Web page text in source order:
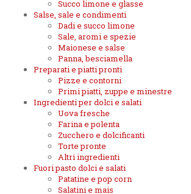
Succo limone e glasse
Salse, sale e condimenti
Dadi e succo limone
Sale, aromi e spezie
Maionese e salse
Panna, besciamella
Preparati e piatti pronti
Pizze e contorni
Primi piatti, zuppe e minestre
Ingredienti per dolci e salati
Uova fresche
Farina e polenta
Zucchero e dolcificanti
Torte pronte
Altri ingredienti
Fuori pasto dolci e salati
Patatine e pop corn
Salatini e mais